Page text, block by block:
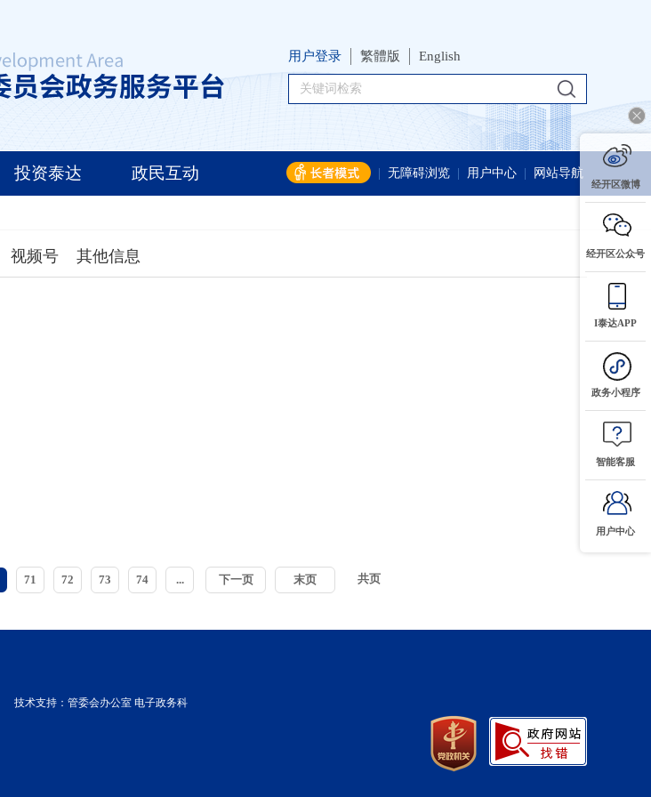
用户登录 繁體版 English
投资泰达 政民互动 无障碍浏览 用户中心 网站导航
视频号 其他信息
71 72 73 74 ... 下一页 末页 共页
经开区微博
经开区公众号
I泰达APP
政务小程序
智能客服
用户中心
技术支持：管委会办公室 电子政务科